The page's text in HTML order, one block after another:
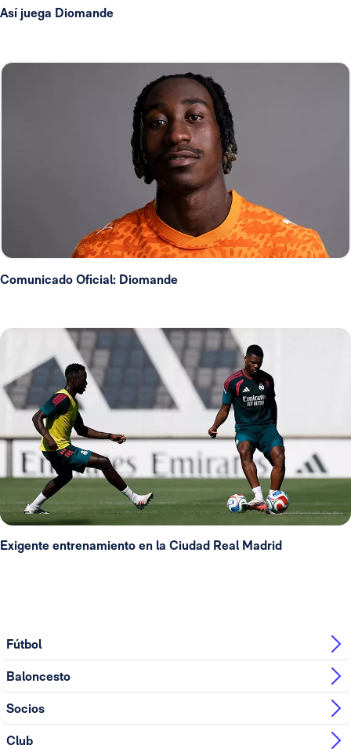
Así juega Diomande
Comunicado Oficial: Diomande
Exigente entrenamiento en la Ciudad Real Madrid
Fútbol
Baloncesto
Socios
Club